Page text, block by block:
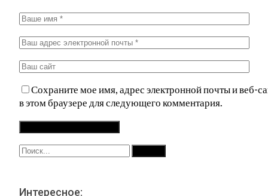
Сохраните мое имя, адрес электронной почты и веб-
в этом браузере для следующего комментария.
Интересное: